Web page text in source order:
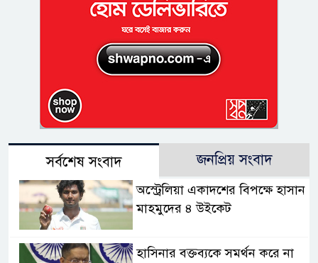
সর্বশেষ সংবাদ জনপ্রিয় সংবাদ
অস্ট্রেলিয়া একাদশের বিপক্ষে হাসান
মাহমুদের ৪ উইকেট
হাসিনার বক্তব্যকে সমর্থন করে না